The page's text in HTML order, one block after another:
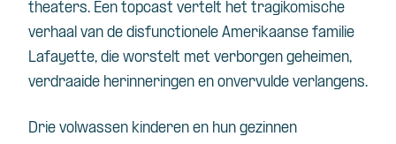
theaters. Een topcast vertelt het tragikomische
verhaal van de disfunctionele Amerikaanse familie
Lafayette, die worstelt met verborgen geheimen,
verdraaide herinneringen en onvervulde verlangens.
Drie volwassen kinderen en hun gezinnen